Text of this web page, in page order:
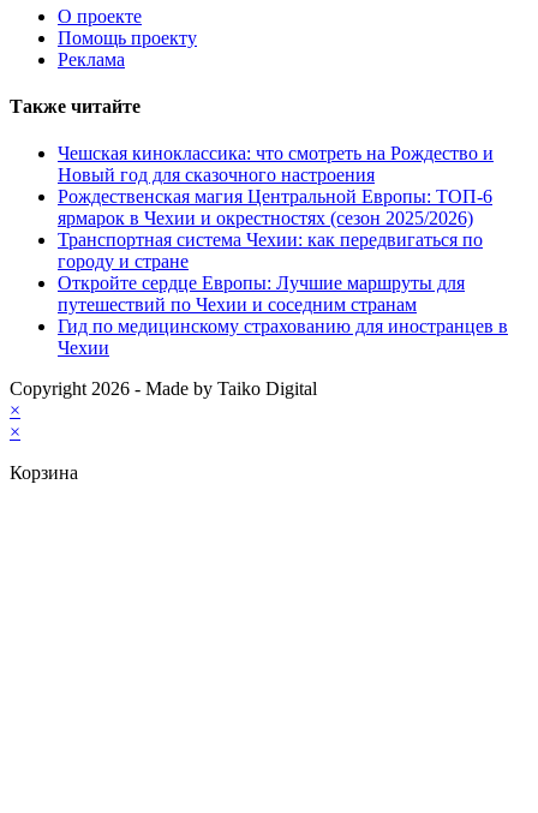
О проекте
Помощь проекту
Реклама
Также читайте
Чешская киноклассика: что смотреть на Рождество и
Новый год для сказочного настроения
Рождественская магия Центральной Европы: ТОП-6
ярмарок в Чехии и окрестностях (сезон 2025/2026)
Транспортная система Чехии: как передвигаться по
городу и стране
Откройте сердце Европы: Лучшие маршруты для
путешествий по Чехии и соседним странам
Гид по медицинскому страхованию для иностранцев в
Чехии
Copyright 2026 - Made by Taiko Digital
×
×
Корзина